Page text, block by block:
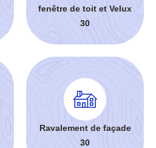
fenêtre de toit et Velux
30
Ravalement de façade
30